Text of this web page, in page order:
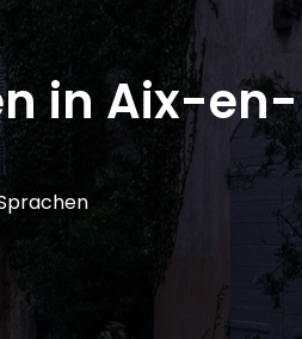
in Aix-en-